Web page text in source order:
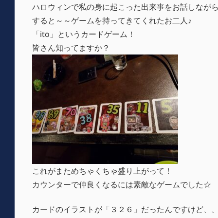
ハロウィンで私の身に起こった出来事をお話しなが
すると～～ゲームを持ってきてくれたお二人♪
「ito」というカードゲーム！
皆さん知ってますか？
これがまためちゃくちゃ盛り上がって！
カウンターで仲良くなるには素敵なゲームでした☆
カードのイラストが「３２６」だったんですけど、、